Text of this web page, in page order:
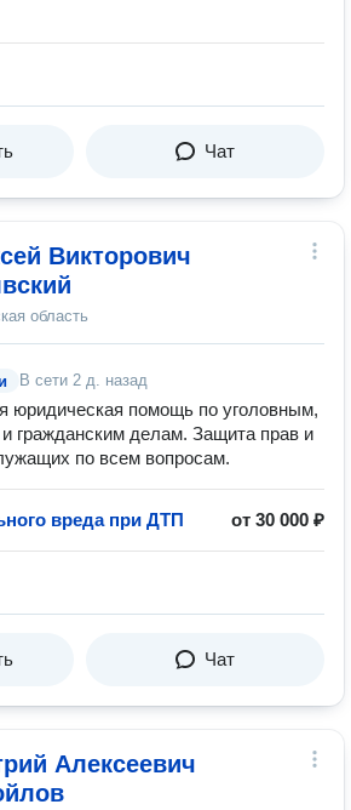
Чат
Викторович
область
В сети 2 д. назад
юридическая помощь по уголовным,
гражданским делам. Защита прав и
по всем вопросам.
вреда при ДТП от 30 000 ₽
Чат
Алексеевич